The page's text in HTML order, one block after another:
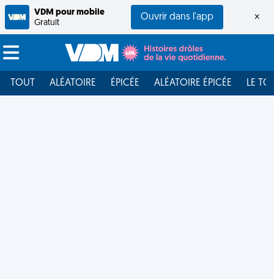
VDM pour mobile
Gratuit
Ouvrir dans l'app ×
TOUT ALÉATOIRE ÉPICÉE ALÉATOIRE ÉPICÉE LE